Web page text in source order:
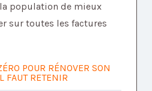
population de mieux
sur toutes les factures
POUR RÉNOVER SON
FAUT RETENIR